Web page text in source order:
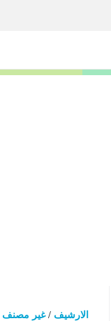
المحتوى
الارشيف /غير مصنف